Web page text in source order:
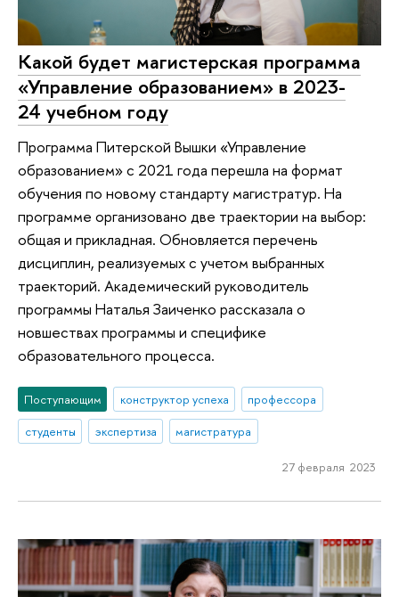
Какой будет магистерская программа
«Управление образованием» в 2023-
24 учебном году
Программа Питерской Вышки «Управление
образованием» с 2021 года перешла на формат
обучения по новому стандарту магистратур. На
программе организовано две траектории на выбор:
общая и прикладная. Обновляется перечень
дисциплин, реализуемых с учетом выбранных
траекторий. Академический руководитель
программы Наталья Заиченко рассказала о
новшествах программы и специфике
образовательного процесса.
Поступающим конструктор успеха
профессора
студенты
экспертиза магистратура
27 февраля 2023